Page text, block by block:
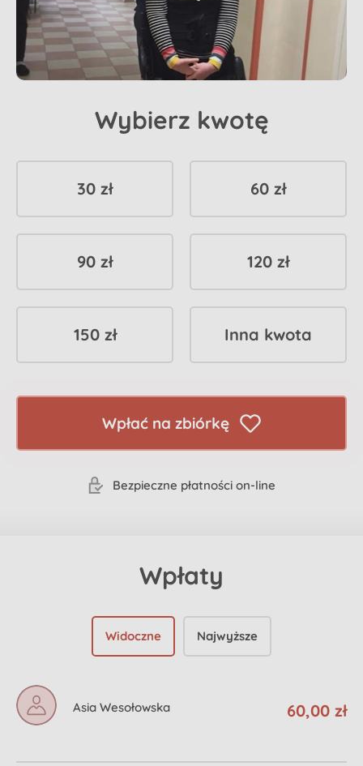
Wybierz kwotę
30 zł 60 zł
90 zł 120 zł
150 zł Inna kwota
Wpłać na zbiórkę
Bezpieczne płatności on-line
Wpłaty
Widoczne Najwyższe
Asia Wesołowska 60,00 zł